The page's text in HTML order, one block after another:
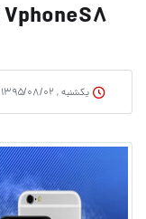
یکشنبه , ۱۳۹۵/۰۸/۰۲ ۱۰:۲۷